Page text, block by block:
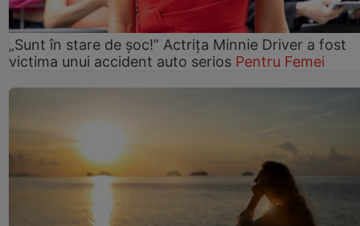
„Sunt în stare de șoc!” Actrița Minnie Driver a fost
victima unui accident auto serios Pentru Femei